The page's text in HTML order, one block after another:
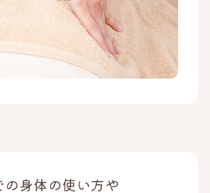
の身体の使い方や